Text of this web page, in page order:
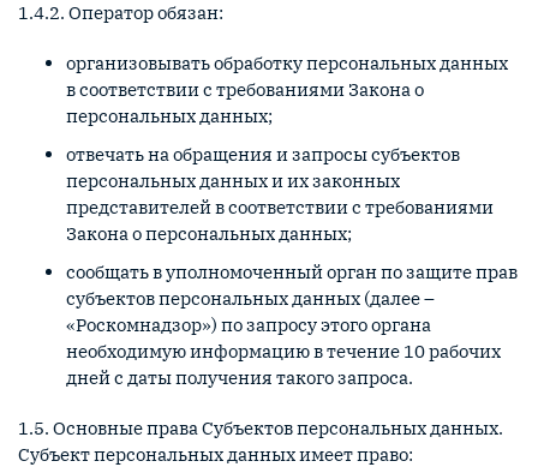
1.4.2. Оператор обязан:
организовывать обработку персональных данных
в соответствии с требованиями Закона о
персональных данных;
отвечать на обращения и запросы субъектов
персональных данных и их законных
представителей в соответствии с требованиями
Закона о персональных данных;
сообщать в уполномоченный орган по защите прав
субъектов персональных данных (далее –
«Роскомнадзор») по запросу этого органа
необходимую информацию в течение 10 рабочих
дней с даты получения такого запроса.
1.5. Основные права Субъектов персональных данных.
Субъект персональных данных имеет право: